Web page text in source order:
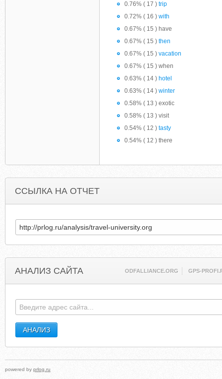
0.76% ( 17 ) trip
0.72% ( 16 ) with
0.67% ( 15 ) have
0.67% ( 15 ) then
0.67% ( 15 ) vacation
0.67% ( 15 ) when
0.63% ( 14 ) hotel
0.63% ( 14 ) winter
0.58% ( 13 ) exotic
0.58% ( 13 ) visit
0.54% ( 12 ) tasty
0.54% ( 12 ) there
ССЫЛКА НА ОТЧЕТ
АНАЛИЗ САЙТА ODFALLIANCE.ORG GPS-
powered by prlog.ru